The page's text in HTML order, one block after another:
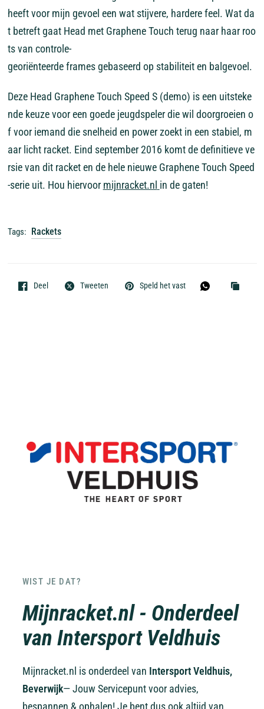
heeft voor mijn gevoel een wat stijvere, hardere feel. Wat da
t betreft gaat Head met Graphene Touch terug naar haar roo
ts van controle-
georiënteerde frames gebaseerd op stabiliteit en balgevoel.
Deze Head Graphene Touch Speed S (demo) is een uitsteke
nde keuze voor een goede jeugdspeler die wil doorgroeien o
f voor iemand die snelheid en power zoekt in een stabiel, m
aar licht racket. Eind september 2016 komt de definitieve ve
rsie van dit racket en de hele nieuwe Graphene Touch Speed
-serie uit. Hou hiervoor mijnracket.nl in de gaten!
Tags: Rackets
Deel Tweeten Speld het vast
WIST JE DAT?
Mijnracket.nl - Onderdeel
van Intersport Veldhuis
Mijnracket.nl is onderdeel van Intersport Veldhuis,
Beverwijk— Jouw Servicepunt voor advies,
bespannen & ophalen! Je bent dus ook altijd van